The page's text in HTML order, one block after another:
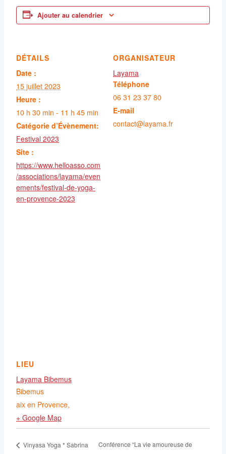
Ajouter au calendrier
DÉTAILS
Date :
15 juillet 2023
Heure :
10 h 30 min - 11 h 45 min
Catégorie d’Évènement:
Festival 2023
Site :
https://www.helloasso.com
/associations/layama/even
ements/festival-de-yoga-
en-provence-2023
ORGANISATEUR
Layama
Téléphone
06 31 23 37 80
E-mail
contact@layama.fr
LIEU
Layama Bibemus
Bibemus
aix en Provence,
+ Google Map
Vinyasa Yoga * Sabrina
Conférence “La vie amoureuse de